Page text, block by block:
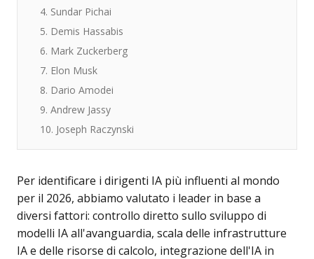
4. Sundar Pichai
5. Demis Hassabis
6. Mark Zuckerberg
7. Elon Musk
8. Dario Amodei
9. Andrew Jassy
10. Joseph Raczynski
Per identificare i dirigenti IA più influenti al mondo
per il 2026, abbiamo valutato i leader in base a
diversi fattori: controllo diretto sullo sviluppo di
modelli IA all'avanguardia, scala delle infrastrutture
IA e delle risorse di calcolo, integrazione dell'IA in